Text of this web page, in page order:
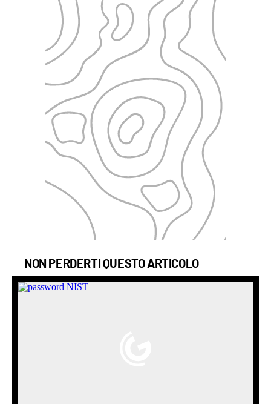
NON PERDERTI QUESTO ARTICOLO